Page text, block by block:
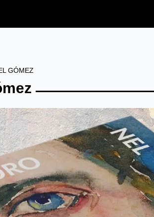
GÓMEZ